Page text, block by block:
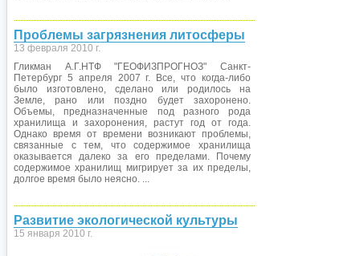
Проблемы загрязнения литосферы
13 февраля 2010 г.
Гликман А.Г.НТФ "ГЕОФИЗПРОГНОЗ" Санкт-
Петербург 5 апреля 2007 г. Все, что когда-либо
было изготовлено, сделано или родилось на
Земле, рано или поздно будет захоронено.
Объемы, предназначенные под разного рода
хранилища и захоронения, растут год от года.
Однако время от времени возникают проблемы,
связанные с тем, что содержимое хранилища
оказывается далеко за его пределами. Почему
содержимое хранилищ мигрирует за их пределы,
долгое время было неясно. ...
Развитие экологической культуры
15 января 2010 г.